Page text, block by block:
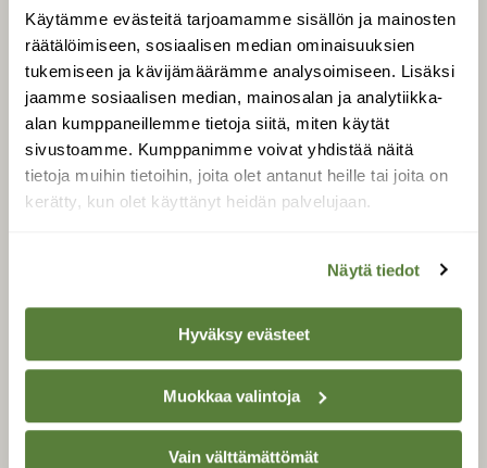
Käytämme evästeitä tarjoamamme sisällön ja mainosten
räätälöimiseen, sosiaalisen median ominaisuuksien
tukemiseen ja kävijämäärämme analysoimiseen. Lisäksi
jaamme sosiaalisen median, mainosalan ja analytiikka-
alan kumppaneillemme tietoja siitä, miten käytät
sivustoamme. Kumppanimme voivat yhdistää näitä
tietoja muihin tietoihin, joita olet antanut heille tai joita on
kerätty, kun olet käyttänyt heidän palvelujaan.
Näytä tiedot
Hyväksy evästeet
Muokkaa valintoja
Vain välttämättömät
Äänestä parasta juttua
Tilaa uutiskirje
SUOMEN LUONNON­
SUOJELU­LIITTO
Suomen Luonto -lehden
luonnonsuojelu­liitto.